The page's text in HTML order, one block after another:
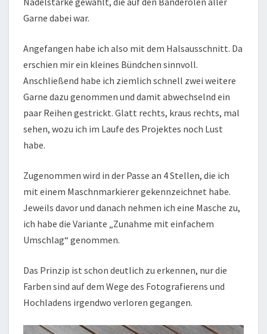
Garne dabei war.
Angefangen habe ich also mit dem Halsausschnitt. Da
erschien mir ein kleines Bündchen sinnvoll.
Anschließend habe ich ziemlich schnell zwei weitere
Garne dazu genommen und damit abwechselnd ein
paar Reihen gestrickt. Glatt rechts, kraus rechts, mal
sehen, wozu ich im Laufe des Projektes noch Lust
habe.
Zugenommen wird in der Passe an 4 Stellen, die ich
mit einem Maschnmarkierer gekennzeichnet habe.
Jeweils davor und danach nehmen ich eine Masche zu,
ich habe die Variante „Zunahme mit einfachem
Umschlag“ genommen.
Das Prinzip ist schon deutlich zu erkennen, nur die
Farben sind auf dem Wege des Fotografierens und
Hochladens irgendwo verloren gegangen.